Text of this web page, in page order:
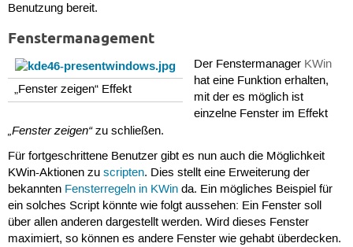
Benutzung bereit.
Fenstermanagement
„Fenster zeigen“ Effekt
Der Fenstermanager KWin
hat eine Funktion erhalten,
mit der es möglich ist
einzelne Fenster im Effekt
„Fenster zeigen“zu schließen.
Für fortgeschrittene Benutzer gibt es nun auch die Möglichkeit
KWin-Aktionen zu scripten. Dies stellt eine Erweiterung der
bekannten Fensterregeln in KWinda. Ein mögliches Beispiel für
ein solches Script könnte wie folgt aussehen: Ein Fenster soll
über allen anderen dargestellt werden. Wird dieses Fenster
maximiert, so können es andere Fenster wie gehabt überdecken.